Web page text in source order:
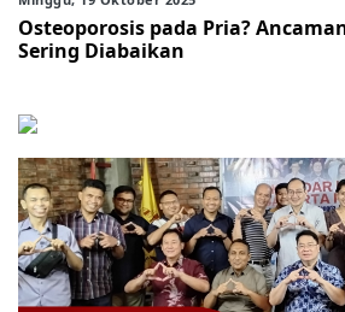
Osteoporosis pada Pria?
Sering Diabaikan